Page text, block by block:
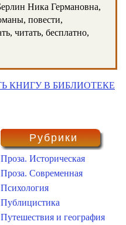
Ника Германовна,
повести,
читать, бесплатно,
КНИГУ В БИБЛИОТЕКЕ
Рубрики
Проза. Историческая
Проза. Современная
Психология
Публицистика
Путешествия и география